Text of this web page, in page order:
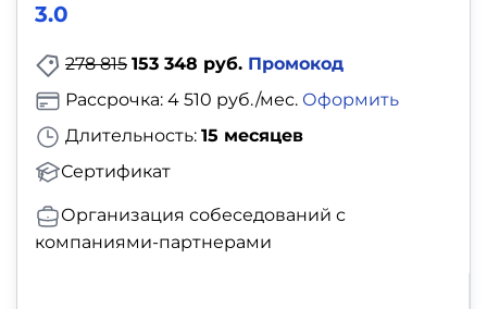
3.0
278 815 153 348 руб. Промокод
Длительность: 15 месяцев
Сертификат
Рассрочка: 4 510 руб./мес. Оформить
Организация собеседований с
компаниями-партнерами
язык
Для
детей
Красота,
здоровье,